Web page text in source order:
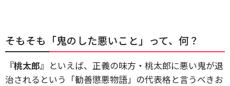
そもそも「鬼のした悪いこと」って、何？
『桃太郎』 といえば、正義の味方・桃太郎に悪い鬼が退
治されるという「勧善懲悪物語」の代表格と言うべきお